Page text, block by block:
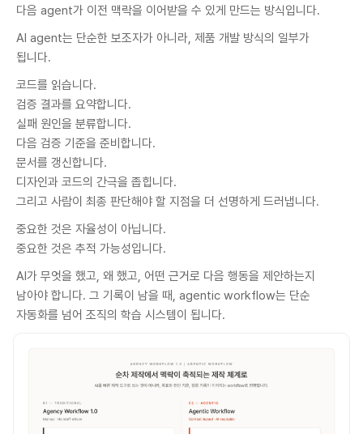
다음 agent가 이전 맥락을 이어받을 수 있게 만드는 방식입니다.
AI agent는 단순한 보조자가 아니라, 제품 개발 방식의 일부가
됩니다.
코드를 읽습니다.
검증 결과를 요약합니다.
실패 원인을 분류합니다.
다음 검증 기준을 준비합니다.
문서를 갱신합니다.
디자인과 코드의 간극을 좁힙니다.
그리고 사람이 최종 판단해야 할 지점을 더 선명하게 드러냅니다.
중요한 것은 자율성이 아닙니다.
중요한 것은 추적 가능성입니다.
AI가 무엇을 했고, 왜 했고, 어떤 근거로 다음 행동을 제안하는지
남아야 합니다. 그 기록이 남을 때, agentic workflow는 단순
자동화를 넘어 조직의 학습 시스템이 됩니다.